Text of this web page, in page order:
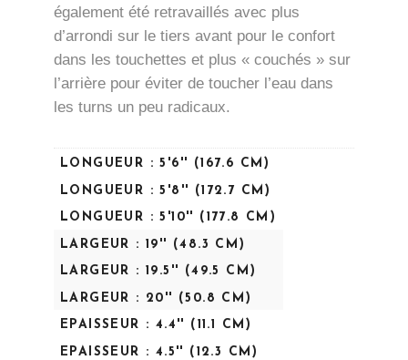
également été retravaillés avec plus
d’arrondi sur le tiers avant pour le confort
dans les touchettes et plus « couchés » sur
l’arrière pour éviter de toucher l’eau dans
les turns un peu radicaux.
LONGUEUR : 5'6'' (167.6 CM)
LONGUEUR : 5'8'' (172.7 CM)
LONGUEUR : 5'10'' (177.8 CM)
LARGEUR : 19'' (48.3 CM)
LARGEUR : 19.5'' (49.5 CM)
LARGEUR : 20'' (50.8 CM)
EPAISSEUR : 4.4'' (11.1 CM)
EPAISSEUR : 4.5'' (12.3 CM)